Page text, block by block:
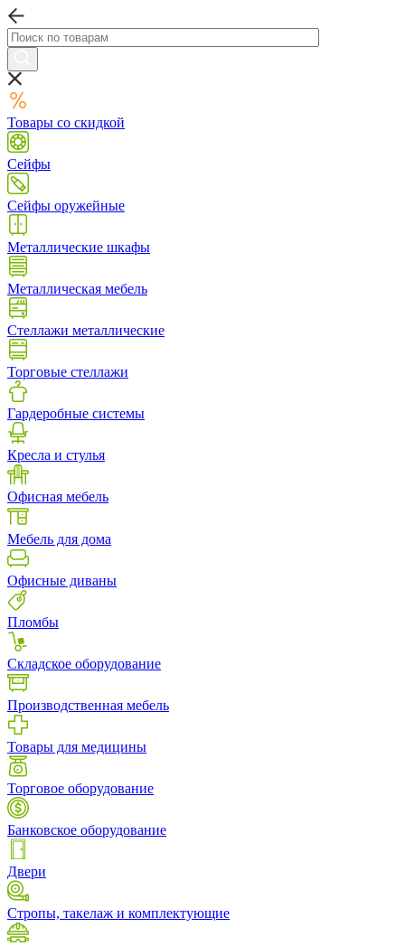
Товары со скидкой
Сейфы
Сейфы оружейные
Металлические шкафы
Металлическая мебель
Стеллажи металлические
Торговые стеллажи
Гардеробные системы
Кресла и стулья
Офисная мебель
Мебель для дома
Офисные диваны
Пломбы
Складское оборудование
Производственная мебель
Товары для медицины
Торговое оборудование
Банковское оборудование
Двери
Стропы, такелаж и комплектующие